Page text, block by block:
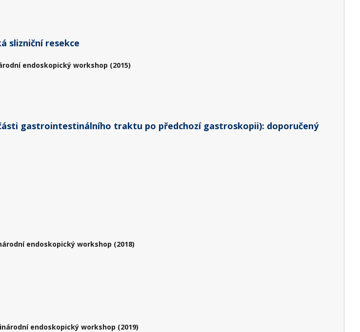
slizniční resekce
endoskopický workshop (2015)
gastrointestinálního traktu po předchozí gastroskopii): doporučený
endoskopický workshop (2018)
endoskopický workshop (2019)